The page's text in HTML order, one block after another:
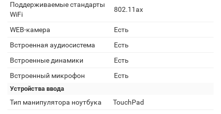
Поддерживаемые стандарты
WiFi
802.11ax
WEB-камера
Есть
Встроенная аудиосистема
Есть
Встроенные динамики
Есть
Встроенный микрофон
Есть
Устройства ввода
Тип манипулятора ноутбука
TouchPad